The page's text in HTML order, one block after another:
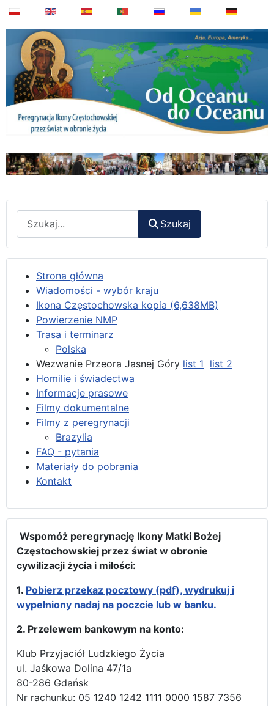
Szukaj
Strona główna
Wiadomości - wybór kraju
Ikona Częstochowska kopia (6,638MB)
Powierzenie NMP
Trasa i terminarz
Polska
Wezwanie Przeora Jasnej Góry list 1 list 2
Homilie i świadectwa
Informacje prasowe
Filmy dokumentalne
Filmy z peregrynacji
Brazylia
FAQ - pytania
Materiały do pobrania
Kontakt
Wspomóż peregrynację Ikony Matki Bożej
Częstochowskiej przez świat w obronie
cywilizacji życia i miłości:
1. Pobierz przekaz pocztowy (pdf), wydrukuj i
wypełniony nadaj na poczcie lub w banku.
2. Przelewem bankowym na konto:
Klub Przyjaciół Ludzkiego Życia
ul. Jaśkowa Dolina 47/1a
80-286 Gdańsk
Nr rachunku: 05 1240 1242 1111 0000 1587 7356